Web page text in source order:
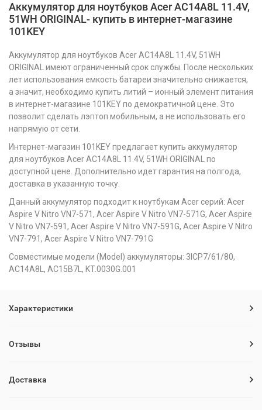
Аккумулятор для ноутбуков Acer AC14A8L 11.4V,
51WH ORIGINAL- купить в интернет-магазине
101KEY
Аккумулятор для ноутбуков Acer AC14A8L 11.4V, 51WH
ORIGINAL имеют ограниченный срок службы. После нескольких
лет использования емкость батареи значительно снижается,
а значит, необходимо купить литий – ионный элемент питания
в интернет-магазине 101KEY по демократичной цене. Это
позволит сделать лэптоп мобильным, а не использовать его
напрямую от сети.
Интернет-магазин 101KEY предлагает купить аккумулятор
для ноутбуков Acer AC14A8L 11.4V, 51WH ORIGINAL
по
доступной цене. Дополнительно идет гарантия на полгода,
доставка в указанную точку.
Данный аккумулятор подходит к ноутбукам Acer серий: Acer
Aspire V Nitro VN7-571, Acer Aspire V Nitro VN7-571G, Acer Aspire
V Nitro VN7-591, Acer Aspire V Nitro VN7-591G, Acer Aspire V Nitro
VN7-791, Acer Aspire V Nitro VN7-791G
Совместимые модели (Model) аккумуляторы: 3ICP7/61/80,
AC14A8L, AC15B7L, KT.0030G.001
Характеристики
Отзывы
Доставка